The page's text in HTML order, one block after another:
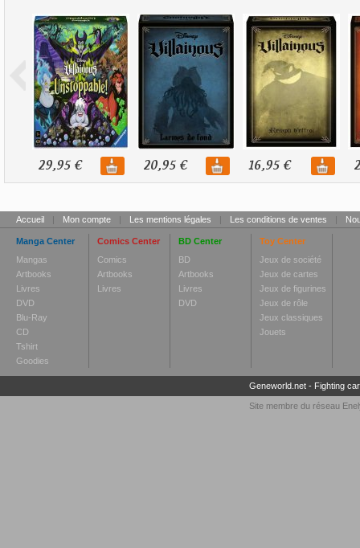
29,95 € 20,95 € 16,95 €
Accueil | Mon compte | Les mentions légales | Les conditions de ventes |
Manga Center
Mangas
Artbooks
Livres
DVD
Blu-Ray
CD
Tshirt
Goodies
Comics Center
Comics
Artbooks
Livres
BD Center
BD
Artbooks
Livres
DVD
Toy Center
Jeux de société
Jeux de cartes
Jeux de figurines
Jeux de rôle
Jeux classiques
Jouets
Geneworld.net- Fighting
Site membre du réseau